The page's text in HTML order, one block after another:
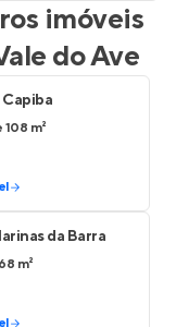
imóveis
do Ave
108 m²
da Barra
m²